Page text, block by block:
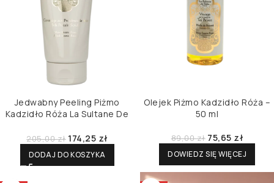
Jedwabny Peeling Piżmo
Kadzidło Róża La Sultane De
205,00zł 174,25 zł
DODAJ DO KOSZYKA
Olejek Piżmo Kadzidło Róża –
50 ml
89,00zł 75,65 zł
DOWIEDZ SIĘ WIĘCEJ